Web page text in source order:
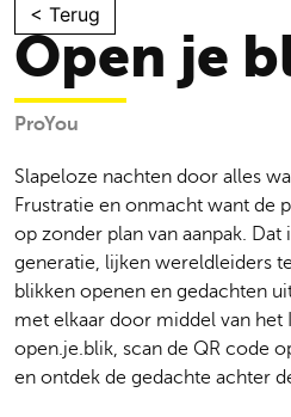
Skip
to
content
< Terug
Open je
ProYou
Slapeloze nachten door alles
Frustratie en onmacht want de
op zonder plan van aanpak.
generatie, lijken wereldleiders
blikken openen en gedachten
met elkaar door middel van het
open.je.blik, scan de QR code
en ontdek de gedachte achter